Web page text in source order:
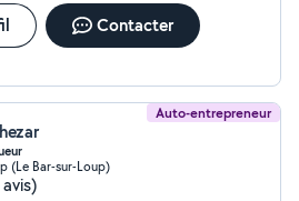
Contacter
Auto-entrepreneur
(Le Bar-sur-Loup)